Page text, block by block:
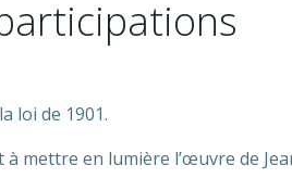
loi de 1901.
mettre en lumière l’œuvre de